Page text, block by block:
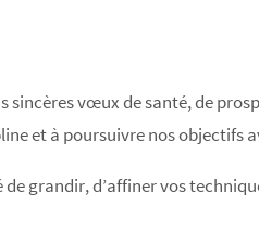
sincères vœux de santé, de
et à poursuivre nos objectifs
grandir, d’affiner vos